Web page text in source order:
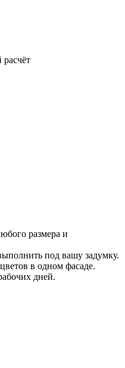
размера и
под вашу задумку.
в одном фасаде.
дней.